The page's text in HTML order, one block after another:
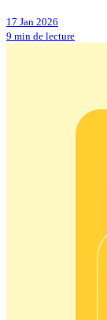
17 Jan 2026
9 min de lecture